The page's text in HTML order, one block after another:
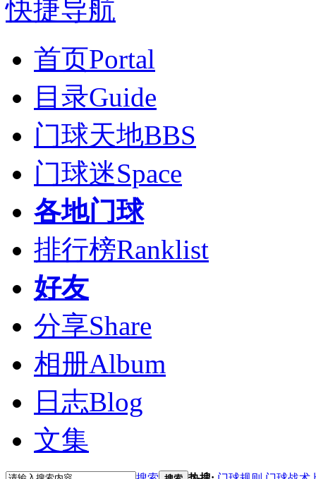
快捷导航
首页Portal
目录Guide
门球天地BBS
门球迷Space
各地门球
排行榜Ranklist
好友
分享Share
相册Album
日志Blog
文集